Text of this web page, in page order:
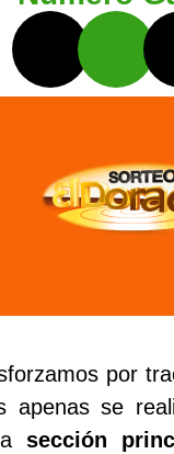
por
apenas se
sección